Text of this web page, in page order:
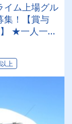
イム上場グル
集！【賞与
★一人一台
のチャンス
実績あり！
職場です♪
上